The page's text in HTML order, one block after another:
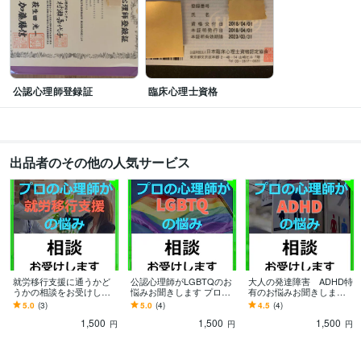
公認心理師登録証 臨床心理士資格
出品者のその他の人気サービス
就労移行支援に通うかど
うかの相談をお受けしま
す 就労移行支援勤務☆産
業分野を専門とするプロ
の心理師が対応！
5.0 (3)
1,500 円
公認心理師がLGBTQのお
悩みお聞きします プロの
カウンセラーがLGBTQの
悩みお聞きします。
5.0 (4)
1,500 円
大人の発達障害 ADHD特
有のお悩みお聞きします
公認心理師が大人のADHD
の悩みをお聞きします。
4.5 (4)
1,500 円